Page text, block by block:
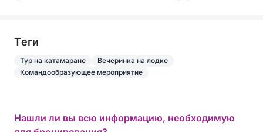
Tеги
Тур на катамаране
Вечеринка на лодке
Командообразующее мероприятие
Нашли ли вы всю информацию, необходимую